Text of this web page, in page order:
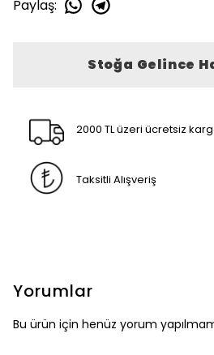
Paylaş:
Stoğa Gelince
2000 TL üzeri ücretsiz
Taksitli Alışveriş
Yorumlar
Bu ürün için henüz yorum